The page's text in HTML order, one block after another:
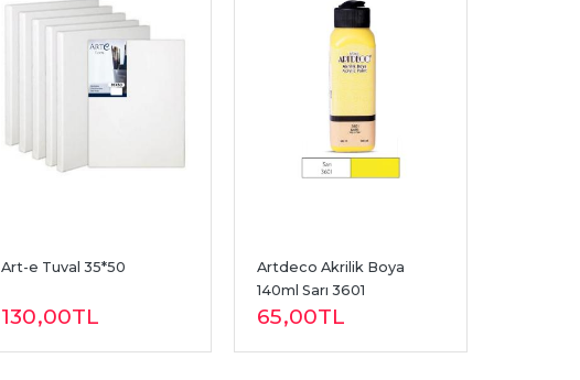
Art-e Tuval 35*50
130,00TL
Artdeco Akrilik Boya
140ml Sarı 3601
65,00TL